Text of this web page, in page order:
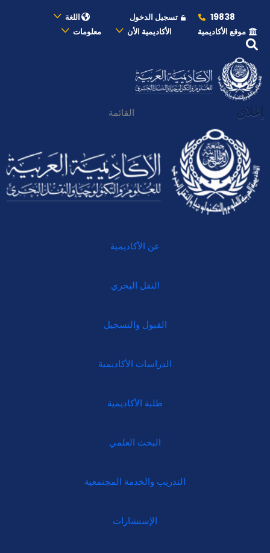
19838 تسجيل الدخول
اللغة
موقع الأكاديمية
الأكاديمية الأن معلومات
إغلاق القائمة
عن الأكاديمية
النقل البحري
القبول والتسجيل
الدراسات الأكاديمية
طلبة الأكاديمية
البحث العلمي
التدريب والخدمة المجتمعية
الإستشارات